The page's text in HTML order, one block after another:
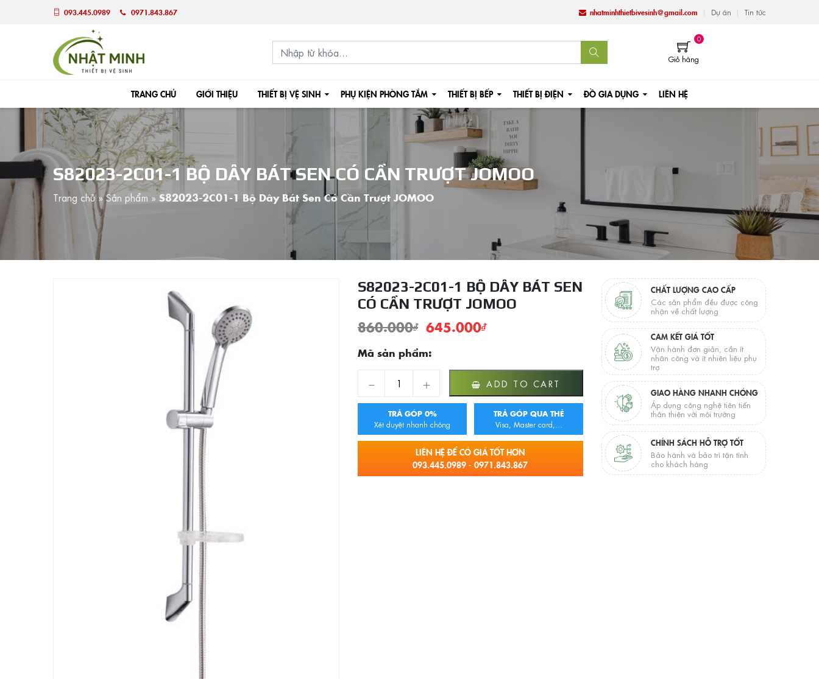
093.445.0989 0971.843.867 nhatminhthietbivesinh@gmail.com Dự án Tin tức
0
Giỏ hàng
TRANG CHỦ GIỚI THIỆU THIẾT BỊ VỆ SINH PHỤ KIỆN PHÒNG TẮM THIẾT BỊ BẾP THIẾT BỊ ĐIỆN ĐỒ GIA DỤNG LIÊN HỆ
S82023-2C01-1 BỘ DÂY BÁT SEN CÓ CẦN TRƯỢT JOMOO
Trang chủ»Sản phẩm »S82023-2C01-1 Bộ Dây Bát Sen Có Cần Trượt JOMOO
S82023-2C01-1 BỘ DÂY BÁT SEN
CÓ CẦN TRƯỢT JOMOO
860.000₫ 645.000₫
Mã sản phẩm:
S82023-2C01-1 Bộ Dây Bát Sen Có Cần Trượt JOMOO quantity
ADD TO CART
TRẢ GÓP 0%
Xét duyệt nhanh chóng
TRẢ GÓP QUA THẺ
Visa, Master card,...
LIÊN HỆ ĐỂ CÓ GIÁ TỐT HƠN
093.445.0989 - 0971.843.867
CHẤT LƯỢNG CAO CẤP
Các sản phẩm đều được công
nhận về chất lượng
CAM KẾT GIÁ TỐT
Vận hành đơn giản, cần ít
nhân công và ít nhiên liệu phụ
trợ
GIAO HÀNG NHANH CHÓNG
Áp dụng công nghệ tiên tiến
thân thiện với môi trường
CHÍNH SÁCH HỖ TRỢ TỐT
Bảo hành và bảo trì tận tình
cho khách hàng